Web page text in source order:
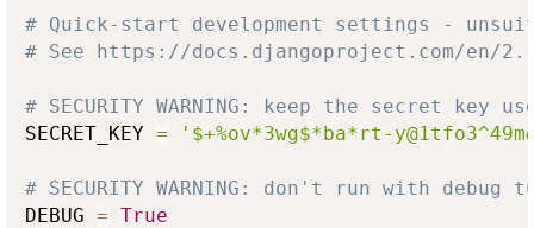
# Quick-start development settings -
# See https://docs.djangoproject.com/en/
# SECURITY WARNING: keep the secret key
SECRET_KEY = '$+%ov*3wg$*ba*rt-
# SECURITY WARNING: don't run with
DEBUG = True